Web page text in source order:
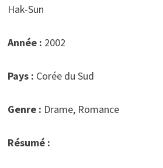
Hak-Sun
Année : 2002
Pays : Corée du Sud
Genre : Drame, Romance
Résumé :